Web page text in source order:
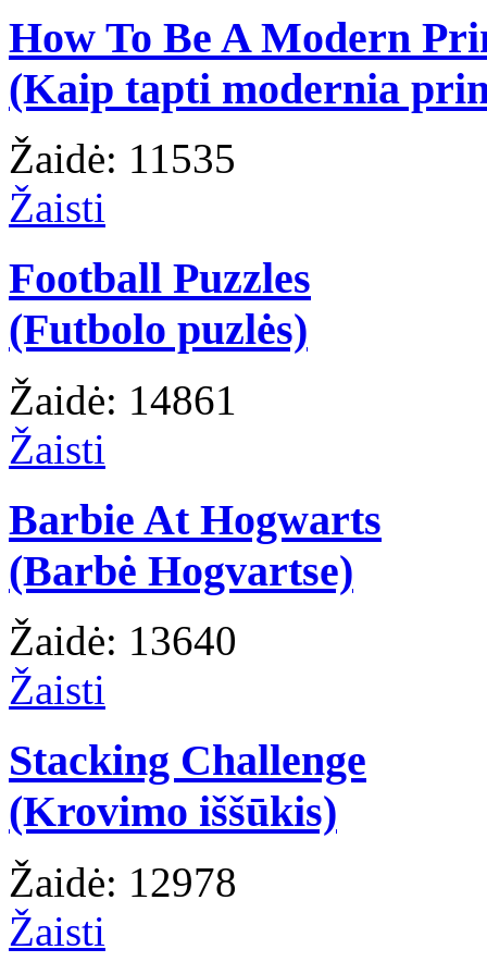
How To Be A Modern
(Kaip tapti modernia
Žaidė: 11535
Žaisti
Football Puzzles
(Futbolo puzlės)
Žaidė: 14861
Žaisti
Barbie At Hogwarts
(Barbė Hogvartse)
Žaidė: 13640
Žaisti
Stacking Challenge
(Krovimo iššūkis)
Žaidė: 12978
Žaisti